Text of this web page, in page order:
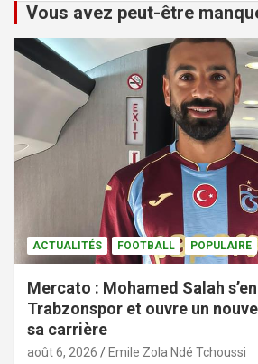
Vous avez peut-être
ACTUALITÉS FOOTBALL POPULAIRE
Mercato : Mohamed Salah
Trabzonspor et ouvre un
sa carrière
août 6, 2026 Emile Zola Ndé Tchoussi